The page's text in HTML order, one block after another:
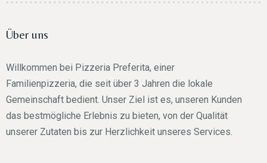
Über uns
Willkommen bei Pizzeria Preferita, einer
Familienpizzeria, die seit über 3 Jahren die lokale
Gemeinschaft bedient. Unser Ziel ist es, unseren Kunden
das bestmögliche Erlebnis zu bieten, von der Qualität
unserer Zutaten bis zur Herzlichkeit unseres Services.